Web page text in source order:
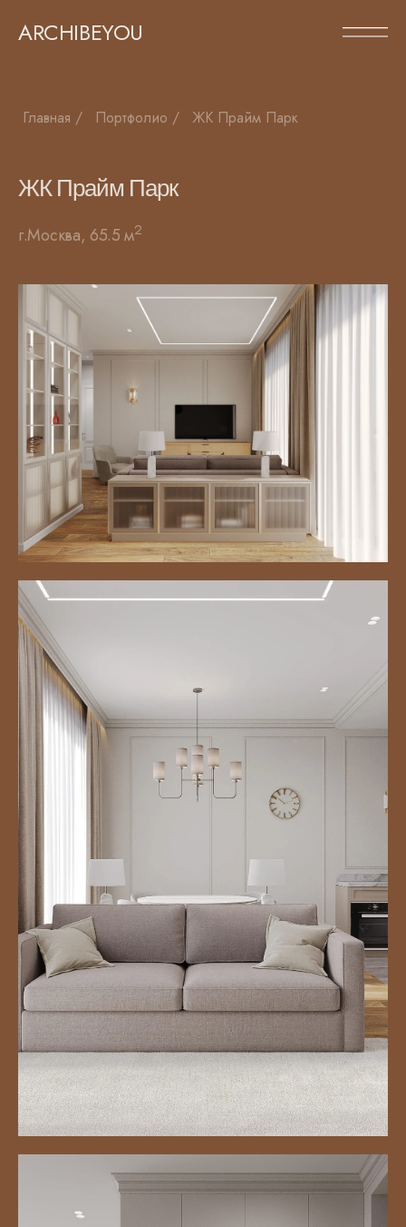
ARCHIBEYOU
Главная / Портфолио / ЖК Прайм Парк
ЖК Прайм Парк
г.Москва, 65.5 м2